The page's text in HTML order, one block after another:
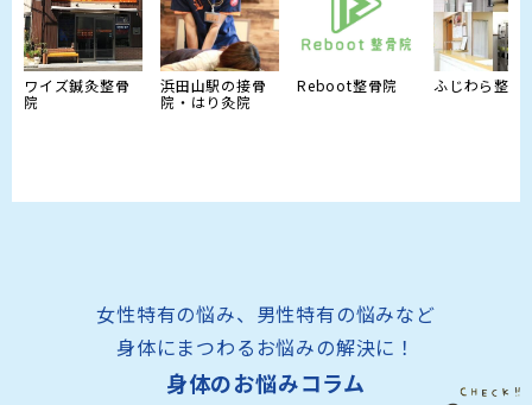
ワイズ鍼灸整骨
院
浜田山駅の接骨
院・はり灸院
Reboot整骨院 ふじわら整骨
女性特有の悩み、男性特有の悩みなど
身体にまつわるお悩みの解決に！
身体のお悩みコラム